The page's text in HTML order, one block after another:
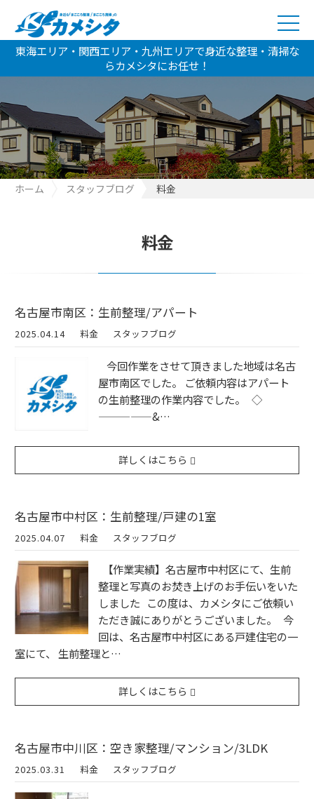
東海エリア・関西エリア・九州エリアで身近な整理・清掃な
らカメシタにお任せ！
ホーム スタッフブログ 料金
料金
名古屋市南区：生前整理/アパート
2025.04.14 料金 スタッフブログ
今回作業をさせて頂きました地域は名古
屋市南区でした。 ご依頼内容はアパート
の生前整理の作業内容でした。 ◇
—————&…
詳しくはこちら
名古屋市中村区：生前整理/戸建の1室
2025.04.07 料金 スタッフブログ
【作業実績】名古屋市中村区にて、生前
整理と写真のお焚き上げのお手伝いをいた
しました この度は、カメシタにご依頼い
ただき誠にありがとうございました。 今
回は、名古屋市中村区にある戸建住宅の一
室にて、 生前整理と…
詳しくはこちら
名古屋市中川区：空き家整理/マンション/3LDK
2025.03.31 料金 スタッフブログ